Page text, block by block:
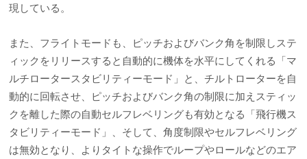
現している。
また、フライトモードも、ピッチおよびバンク角を制限しステ
ィックをリリースすると自動的に機体を水平にしてくれる「マ
ルチロータースタビリティーモード」と、チルトローターを自
動的に回転させ、ピッチおよびバンク角の制限に加えスティッ
クを離した際の自動セルフレベリングも有効となる「飛行機ス
タビリティーモード」、そして、角度制限やセルフレベリング
は無効となり、よりタイトな操作でループやロールなどのエア